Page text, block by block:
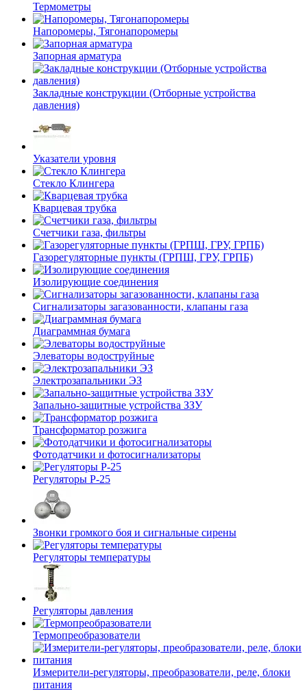
Термометры
Напоромеры, Тягонапоромеры
Запорная арматура
Закладные конструкции (Отборные устройства
давления)
Указатели уровня
Стекло Клингера
Кварцевая трубка
Счетчики газа, фильтры
Газорегуляторные пункты (ГРПШ, ГРУ, ГРПБ)
Изолирующие соединения
Сигнализаторы загазованности, клапаны газа
Диаграммная бумага
Элеваторы водоструйные
Электрозапальники ЭЗ
Запально-защитные устройства ЗЗУ
Трансформатор розжига
Фотодатчики и фотосигнализаторы
Регуляторы Р-25
Звонки громкого боя и сигнальные сирены
Регуляторы температуры
Регуляторы давления
Термопреобразователи
Измерители-регуляторы, преобразователи, реле, блоки
питания